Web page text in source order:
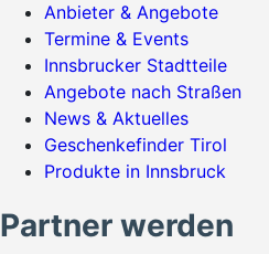
Anbieter & Angebote
Termine & Events
Innsbrucker Stadtteile
Angebote nach Straßen
News & Aktuelles
Geschenkefinder Tirol
Produkte in Innsbruck
Partner werden